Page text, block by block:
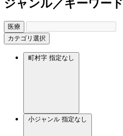
ジャンル／キーワード
医療
カテゴリ選択
町村字 指定なし
小ジャンル 指定なし